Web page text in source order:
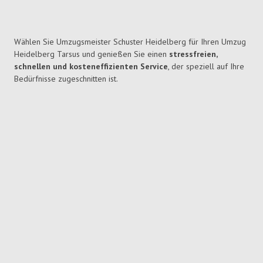
Wählen Sie Umzugsmeister Schuster Heidelberg für Ihren Umzug
Heidelberg Tarsus und genießen Sie einen stressfreien,
schnellen und kosteneffizienten Service, der speziell auf Ihre
Bedürfnisse zugeschnitten ist.